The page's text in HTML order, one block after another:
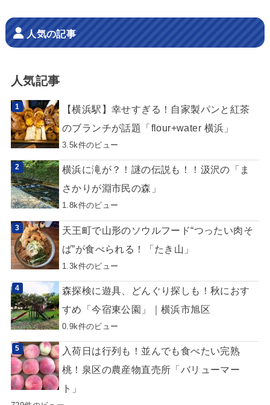
人気の記事
人気記事
【横浜駅】幸せすぎる！自家製パンと紅茶
のブランチが話題「flour+water 横浜」
3.5k件のビュー
横浜に滝が？！謎の伝説も！！汲沢の「ま
さかりが淵市民の森」
1.8k件のビュー
天王町で山形のソウルフード“つったい肉そ
ば”が食べられる！「たき山」
1.3k件のビュー
森探検に遊具、どんぐり探しも！秋におす
すめ「今宿東公園」｜横浜市旭区
0.9k件のビュー
入荷日は行列も！並んでも食べたい完熟
桃！泉区の農産物直売所「バリューマー
ト」